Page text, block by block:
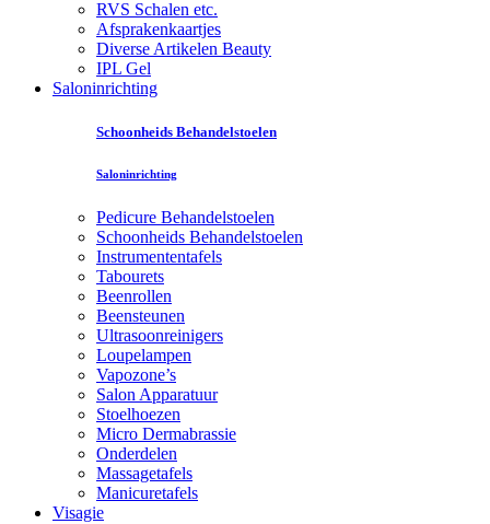
RVS Schalen etc.
Afsprakenkaartjes
Diverse Artikelen Beauty
IPL Gel
Saloninrichting
Schoonheids Behandelstoelen
Saloninrichting
Pedicure Behandelstoelen
Schoonheids Behandelstoelen
Instrumententafels
Tabourets
Beenrollen
Beensteunen
Ultrasoonreinigers
Loupelampen
Vapozone’s
Salon Apparatuur
Stoelhoezen
Micro Dermabrassie
Onderdelen
Massagetafels
Manicuretafels
Visagie